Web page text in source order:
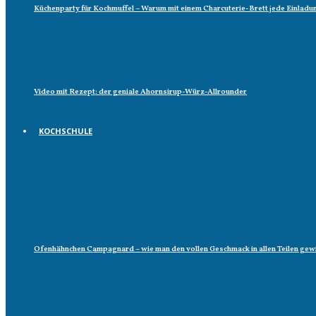
Küchenparty für Kochmuffel – Warum mit einem Charcuterie-Brett jede
Video mit Rezept: der geniale Ahornsirup-Würz-Allrounder
KOCHSCHULE
Ofenhähnchen Campagnard – wie man den vollen Geschmack in allen Teilen